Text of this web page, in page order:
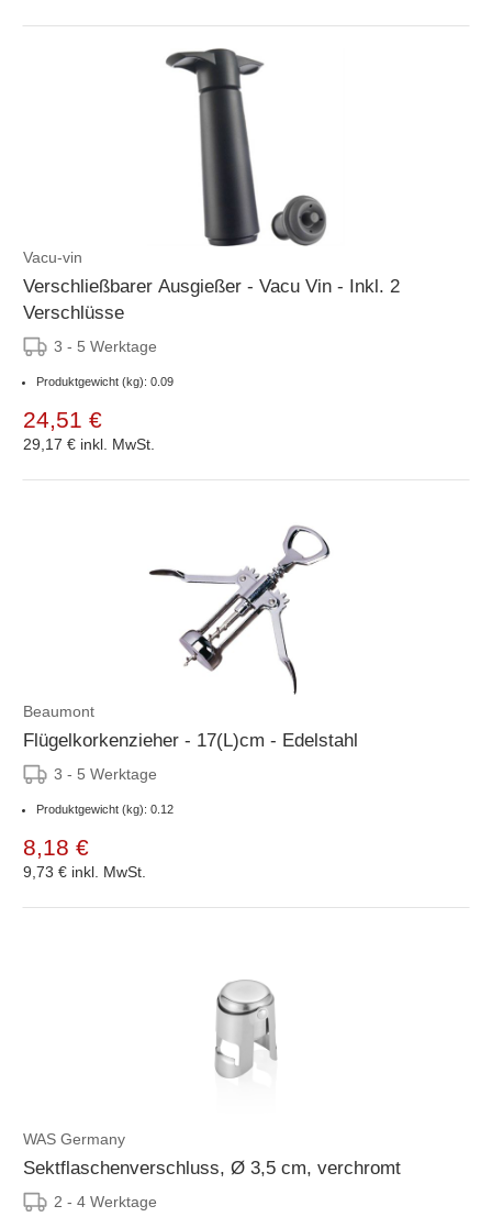
Vacu-vin
Verschließbarer Ausgießer - Vacu Vin - Inkl. 2
Verschlüsse
3 - 5 Werktage
Produktgewicht (kg): 0.09
24,51 €
29,17 € inkl. MwSt.
Beaumont
Flügelkorkenzieher - 17(L)cm - Edelstahl
3 - 5 Werktage
Produktgewicht (kg): 0.12
8,18 €
9,73 € inkl. MwSt.
WAS Germany
Sektflaschenverschluss, Ø 3,5 cm, verchromt
2 - 4 Werktage